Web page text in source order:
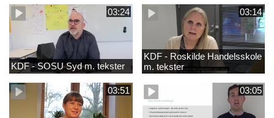
03:24
KDF - SOSU Syd m. tekster
03:14
KDF - Roskilde Handelsskole
m. tekster
03:51 03:05